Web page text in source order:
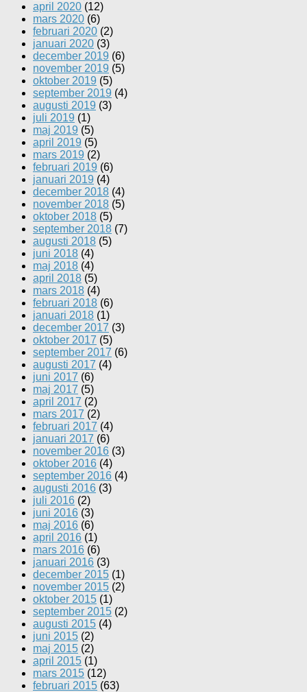
april 2020 (12)
mars 2020 (6)
februari 2020 (2)
januari 2020 (3)
december 2019 (6)
november 2019 (5)
oktober 2019 (5)
september 2019 (4)
augusti 2019 (3)
juli 2019 (1)
maj 2019 (5)
april 2019 (5)
mars 2019 (2)
februari 2019 (6)
januari 2019 (4)
december 2018 (4)
november 2018 (5)
oktober 2018 (5)
september 2018 (7)
augusti 2018 (5)
juni 2018 (4)
maj 2018 (4)
april 2018 (5)
mars 2018 (4)
februari 2018 (6)
januari 2018 (1)
december 2017 (3)
oktober 2017 (5)
september 2017 (6)
augusti 2017 (4)
juni 2017 (6)
maj 2017 (5)
april 2017 (2)
mars 2017 (2)
februari 2017 (4)
januari 2017 (6)
november 2016 (3)
oktober 2016 (4)
september 2016 (4)
augusti 2016 (3)
juli 2016 (2)
juni 2016 (3)
maj 2016 (6)
april 2016 (1)
mars 2016 (6)
januari 2016 (3)
december 2015 (1)
november 2015 (2)
oktober 2015 (1)
september 2015 (2)
augusti 2015 (4)
juni 2015 (2)
maj 2015 (2)
april 2015 (1)
mars 2015 (12)
februari 2015 (63)